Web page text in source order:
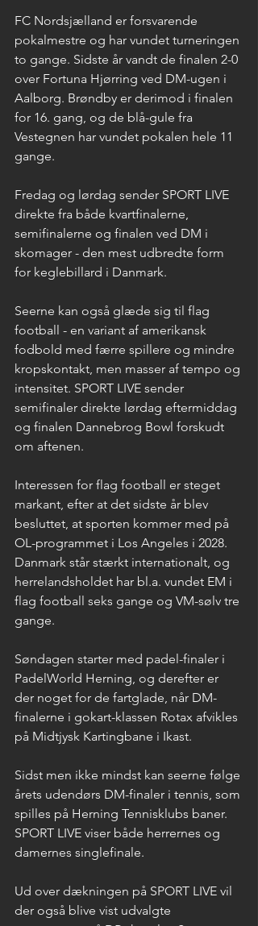
FC Nordsjælland er forsvarende
pokalmestre og har vundet turneringen
to gange. Sidste år vandt de finalen 2-0
over Fortuna Hjørring ved DM-ugen i
Aalborg. Brøndby er derimod i finalen
for 16. gang, og de blå-gule fra
Vestegnen har vundet pokalen hele 11
gange.
Fredag og lørdag sender SPORT LIVE
direkte fra både kvartfinalerne,
semifinalerne og finalen ved DM i
skomager - den mest udbredte form
for keglebillard i Danmark.
Seerne kan også glæde sig til flag
football - en variant af amerikansk
fodbold med færre spillere og mindre
kropskontakt, men masser af tempo og
intensitet. SPORT LIVE sender
semifinaler direkte lørdag eftermiddag
og finalen Dannebrog Bowl forskudt
om aftenen.
Interessen for flag football er steget
markant, efter at det sidste år blev
besluttet, at sporten kommer med på
OL-programmet i Los Angeles i 2028.
Danmark står stærkt internationalt, og
herrelandsholdet har bl.a. vundet EM i
flag football seks gange og VM-sølv tre
gange.
Søndagen starter med padel-finaler i
PadelWorld Herning, og derefter er
der noget for de fartglade, når DM-
finalerne i gokart-klassen Rotax afvikles
på Midtjysk Kartingbane i Ikast.
Sidst men ikke mindst kan seerne følge
årets udendørs DM-finaler i tennis, som
spilles på Herning Tennisklubs baner.
SPORT LIVE viser både herrernes og
damernes singlefinale.
Ud over dækningen på SPORT LIVE vil
der også blive vist udvalgte